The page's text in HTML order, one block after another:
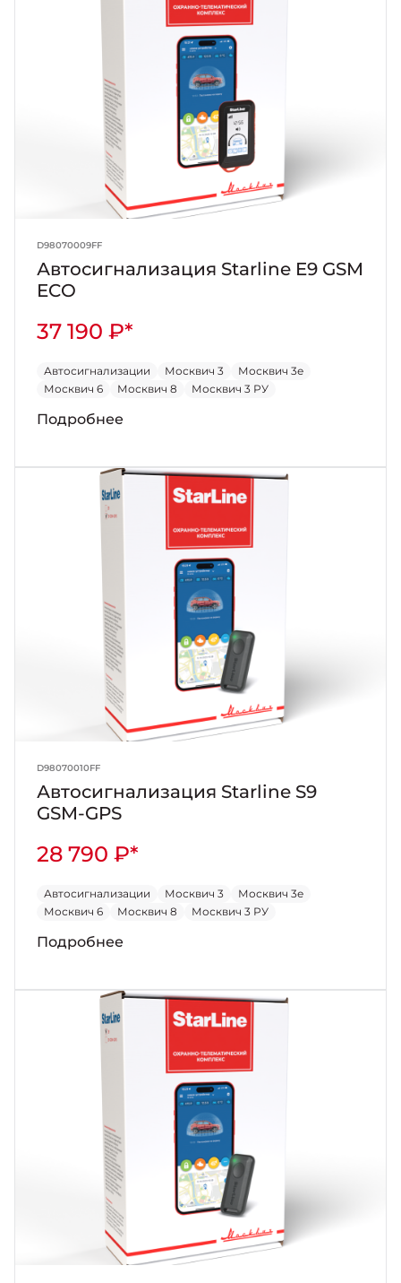
D98070009FF
Автосигнализация Starline E9 GSM
ECO
37 190 ₽*
Автосигнализации Москвич 3
Москвич 3е
Москвич 6
Москвич 8 Москвич 3 РУ
Подробнее
D98070010FF
Автосигнализация Starline S9
GSM-GPS
28 790 ₽*
Автосигнализации Москвич 3
Москвич 3е
Москвич 6
Москвич 8 Москвич 3 РУ
Подробнее